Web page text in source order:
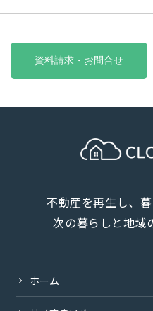
資料請求・お問合せ
不動産を再生し、
次の暮らしと地域
ホーム